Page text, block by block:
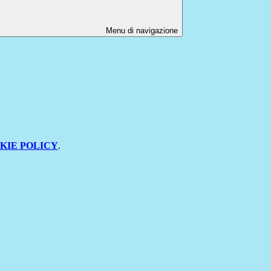
Menu di navigazione
POLICY.